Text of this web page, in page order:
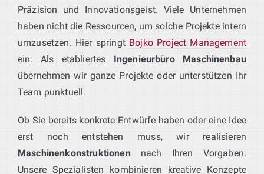
Präzision und Innovationsgeist. Viele Unternehmen
haben nicht die Ressourcen, um solche Projekte intern
umzusetzen. Hier springt Bojko Project Management
ein: Als etabliertes Ingenieurbüro Maschinenbau
übernehmen wir ganze Projekte oder unterstützen Ihr
Team punktuell.
Ob Sie bereits konkrete Entwürfe haben oder eine Idee
erst noch entstehen muss, wir realisieren
Maschinenkonstruktionennach Ihren Vorgaben.
Unsere Spezialisten kombinieren kreative Konzepte